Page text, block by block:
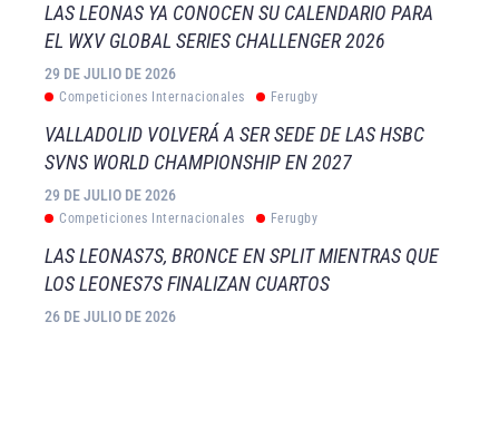
LAS LEONAS YA CONOCEN SU CALENDARIO PARA
EL WXV GLOBAL SERIES CHALLENGER 2026
29 DE JULIO DE 2026
Competiciones Internacionales Ferugby
VALLADOLID VOLVERÁ A SER SEDE DE LAS HSBC
SVNS WORLD CHAMPIONSHIP EN 2027
29 DE JULIO DE 2026
Competiciones Internacionales Ferugby
LAS LEONAS7S, BRONCE EN SPLIT MIENTRAS QUE
LOS LEONES7S FINALIZAN CUARTOS
26 DE JULIO DE 2026